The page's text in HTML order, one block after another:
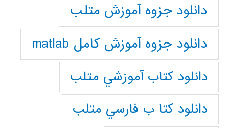
دانلود جزوه آموزش متلب
دانلود جزوه آموزش کامل matlab
دانلود كتاب آموزشي متلب
دانلود كتا ب فارسي متلب